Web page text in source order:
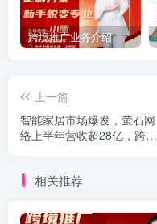
跨境推广业务介绍
上一篇
智能家居市场爆发，萤石网
络上半年营收超28亿，跨境
相关推荐